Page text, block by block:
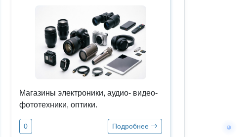
Магазины электроники, аудио- видео-
фототехники, оптики.
0 Подробнее